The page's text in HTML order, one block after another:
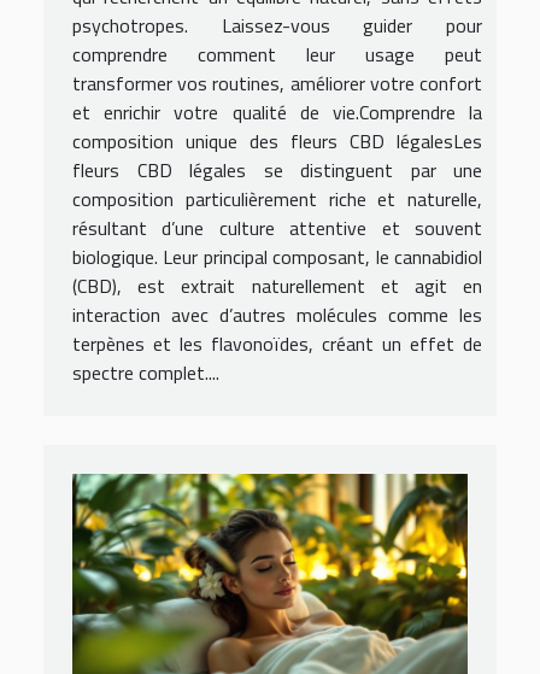
psychotropes. Laissez-vous guider pour
comprendre comment leur usage peut
transformer vos routines, améliorer votre confort
et enrichir votre qualité de vie.Comprendre la
composition unique des fleurs CBD légalesLes
fleurs CBD légales se distinguent par une
composition particulièrement riche et naturelle,
résultant d’une culture attentive et souvent
biologique. Leur principal composant, le cannabidiol
(CBD), est extrait naturellement et agit en
interaction avec d’autres molécules comme les
terpènes et les flavonoïdes, créant un effet de
spectre complet....